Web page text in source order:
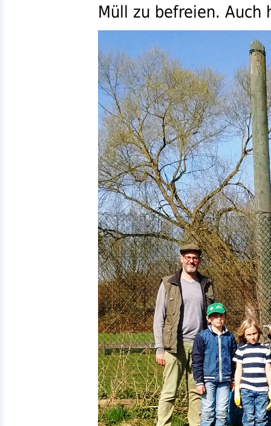
Müll zu befreien. Auch